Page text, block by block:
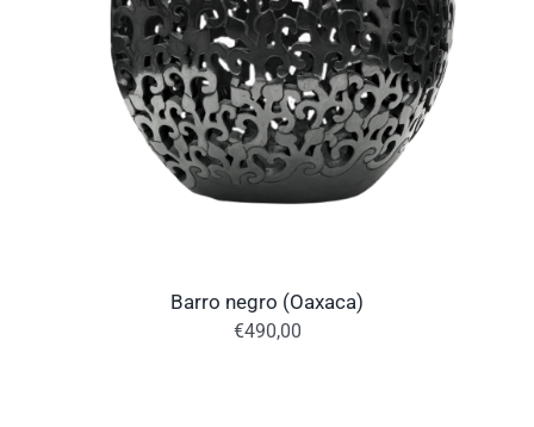
Barro negro (Oaxaca)
€490,00